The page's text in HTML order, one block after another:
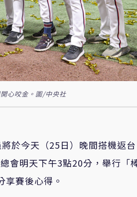
心咬金。圖/中央社
於今天（25日）晚間搭機返
會明天下午3點20分，舉行「
賽後心得。